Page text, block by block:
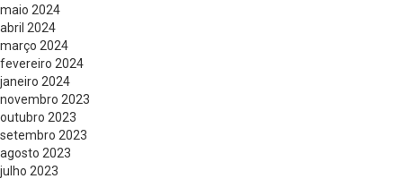
maio 2024
abril 2024
março 2024
fevereiro 2024
janeiro 2024
novembro 2023
outubro 2023
setembro 2023
agosto 2023
julho 2023